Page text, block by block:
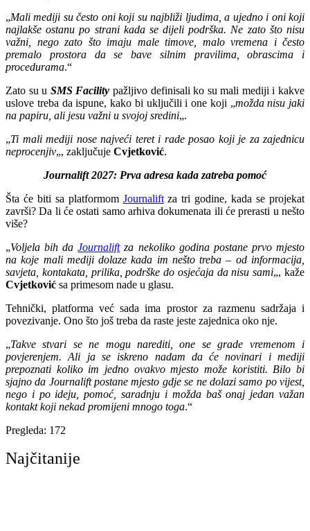
„Mali mediji su često oni koji su najbliži ljudima, a ujedno i oni koji
najlakše ostanu po strani kada se dijeli podrška. Ne zato što nisu
važni, nego zato što imaju male timove, malo vremena i često
premalo prostora da se bave silnim pravilima, obrascima i
procedurama.“
Zato su u SMS Facility pažljivo definisali ko su mali mediji i kakve
uslove treba da ispune, kako bi uključili i one koji „možda nisu jaki
na papiru, ali jesu važni u svojoj sredini„.
„Ti mali mediji nose najveći teret i rade posao koji je za zajednicu
neprocenjiv„, zaključuje Cvjetković.
Journalift 2027: Prva adresa kada zatreba pomoć
Šta će biti sa platformom Journaliftza tri godine, kada se projekat
završi? Da li će ostati samo arhiva dokumenata ili će prerasti u nešto
više?
„Voljela bih daJournaliftza nekoliko godina postane prvo mjesto
na koje mali mediji dolaze kada im nešto treba – od informacija,
savjeta, kontakata, prilika, podrške do osjećaja da nisu sami„, kaže
Cvjetković sa primesom nade u glasu.
Tehnički, platforma već sada ima prostor za razmenu sadržaja i
povezivanje. Ono što još treba da raste jeste zajednica oko nje.
„Takve stvari se ne mogu narediti, one se grade vremenom i
povjerenjem. Ali ja se iskreno nadam da će novinari i mediji
prepoznati koliko im jedno ovakvo mjesto može koristiti. Bilo bi
sjajno da Journalift postane mjesto gdje se ne dolazi samo po vijest,
nego i po ideju, pomoć, saradnju i možda baš onaj jedan važan
kontakt koji nekad promijeni mnogo toga.“
Pregleda: 172
Najčitanije